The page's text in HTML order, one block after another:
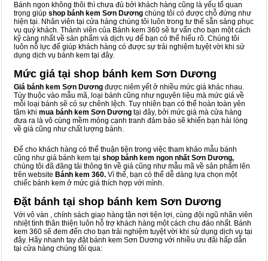
Bánh ngon không thôi thì chưa đủ bởi khách hàng cũng là yếu tố quan
trọng giúp shop bánh kem Sơn Dương chúng tôi có được chỗ đứng như
hiện tại. Nhân viên tại cửa hàng chúng tôi luôn trong tư thế sẵn sàng phục
vụ quý khách. Thành viên của Bánh kem 360 sẽ tư vấn cho bạn một cách
kỹ càng nhất về sản phẩm và dịch vụ để bạn có thể hiểu rõ. Chúng tôi
luôn nỗ lực để giúp khách hàng có được sự trải nghiệm tuyệt vời khi sử
dụng dịch vụ bánh kem tại đây.
Mức giá tại shop bánh kem Sơn Dương
Giá bánh kem Sơn Dương được niêm yết ở nhiều mức giá khác nhau.
Tùy thuộc vào mẫu mã, loại bánh cũng như nguyên liệu mà mức giá về
mỗi loại bánh sẽ có sự chênh lệch. Tuy nhiên bạn có thể hoàn toàn yên
tâm khi mua bánh kem Sơn Dương tại đây, bởi mức giá mà cửa hàng
đưa ra là vô cùng mềm mỏng cạnh tranh đảm bảo sẽ khiến bạn hài lòng
về giá cũng như chất lượng bánh.
Để cho khách hàng có thể thuận tiện trong việc tham khảo mẫu bánh
cũng như giá bánh kem tại shop bánh kem ngon nhất Sơn Dương,
chúng tôi đã đăng tải thông tin về giá cũng như mẫu mã về sản phẩm lên
trên website Bánh kem 360. Vì thế, bạn có thể dễ dàng lựa chọn một
chiếc bánh kem ở mức giá thích hợp với mình.
Đặt bánh tại shop bánh kem Sơn Dương
Với vô vàn , chính sách giao hàng tận nơi tiện lợi, cùng đội ngũ nhân viên
nhiệt tình thân thiện luôn hỗ trợ khách hàng một cách chu đáo nhất. Bánh
kem 360 sẽ đem đến cho bạn trải nghiệm tuyệt vời khi sử dụng dịch vụ tại
đây. Hãy nhanh tay đặt bánh kem Sơn Dương với nhiều ưu đãi hấp dẫn
tại cửa hàng chúng tôi qua: